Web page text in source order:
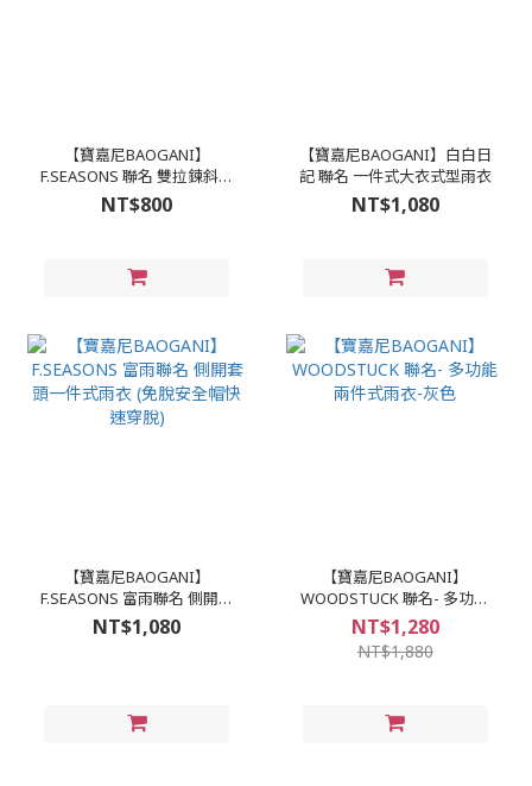
【寶嘉尼BAOGANI】
F.SEASONS 聯名 雙拉鍊斜開
一件式雨衣
NT$800
【寶嘉尼BAOGANI】白白日
記 聯名 一件式大衣式型雨衣
NT$1,080
【寶嘉尼BAOGANI】
F.SEASONS 富雨聯名 側開套
頭一件式雨衣 (免脫安全帽快
速穿脫)
NT$1,080
【寶嘉尼BAOGANI】
WOODSTUCK 聯名- 多功能
兩件式雨衣-灰色
NT$1,280
NT$1,880